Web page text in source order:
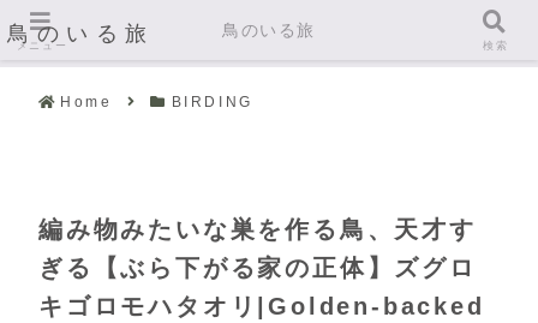
鳥のいる旅
Home BIRDING
編み物みたいな巣を作る鳥、天才す
ぎる【ぶら下がる家の正体】ズグロ
キゴロモハタオリ|Golden-backed
メニュー
鳥のいる旅
検索